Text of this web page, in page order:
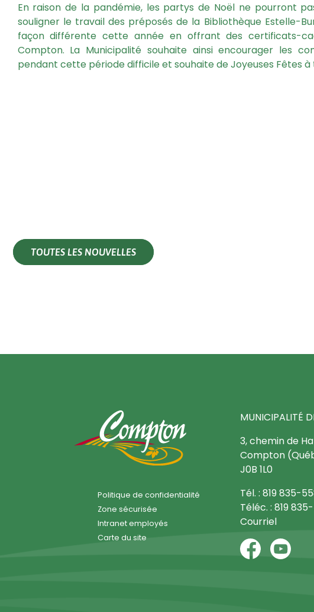
En raison de la pandémie, les partys de Noël ne pourront
souligner le travail des préposés de la Bibliothèque Estelle-
façon différente cette année en offrant des certificats-
Compton. La Municipalité souhaite ainsi encourager les
pendant cette période difficile et souhaite de Joyeuses Fêtes à
TOUTES LES NOUVELLES
Politique de confidentialité
Zone sécurisée
Intranet employés
Carte du site
MUNICIPALITÉ
3, chemin de
Compton
J0B 1L0
Tél. : 819 835-
Téléc. : 819
Courriel